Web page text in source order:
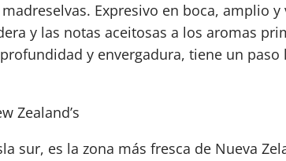
Expresivo en boca, amplio
y las notas aceitosas a los aromas
y envergadura, tiene un
Zealand’s
sur, es la zona más fresca de Nueva